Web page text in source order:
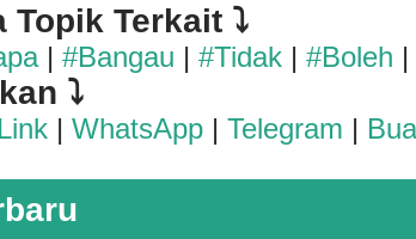
Topik Terkait ⤵
| #Bangau | #Tidak | #Boleh |
⤵
| WhatsApp | Telegram |